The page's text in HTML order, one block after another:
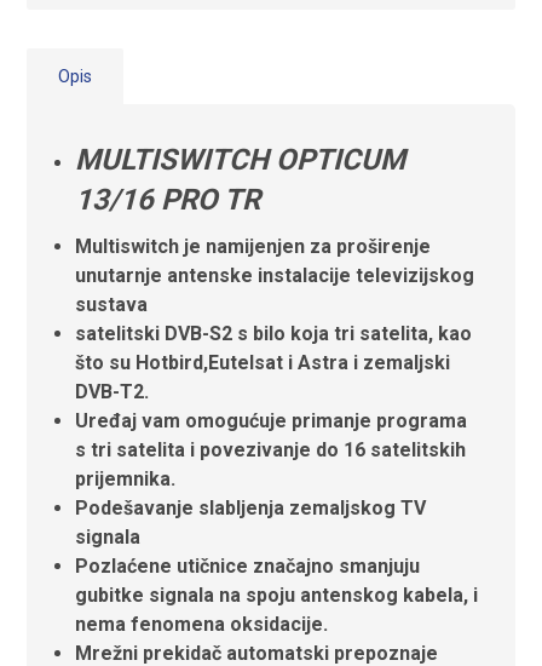
Opis
MULTISWITCH OPTICUM
13/16 PRO TR
Multiswitch je namijenjen za proširenje
unutarnje antenske instalacije televizijskog
sustava
satelitski DVB-S2 s bilo koja tri satelita, kao
što su Hotbird,Eutelsat i Astra i zemaljski
DVB-T2.
Uređaj vam omogućuje primanje programa
s tri satelita i povezivanje do 16 satelitskih
prijemnika.
Podešavanje slabljenja zemaljskog TV
signala
Pozlaćene utičnice značajno smanjuju
gubitke signala na spoju antenskog kabela, i
nema fenomena oksidacije.
Mrežni prekidač automatski prepoznaje